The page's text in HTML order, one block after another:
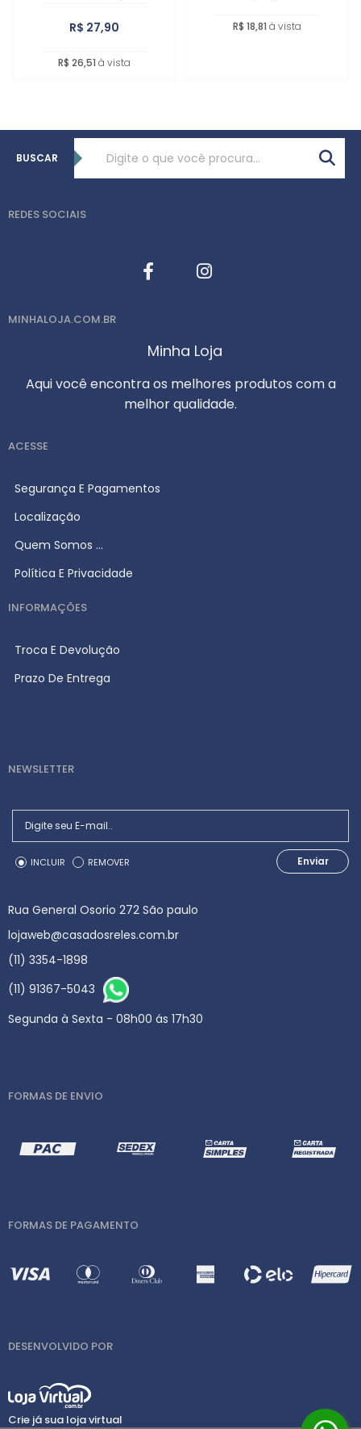
R$ 27,90
R$ 26,51 à vista
R$ 18,81 à vista
BUSCAR
REDES SOCIAIS
MINHALOJA.COM.BR
Minha Loja
Aqui você encontra os melhores produtos com a
melhor qualidade.
ACESSE
Segurança E Pagamentos
Localização
Quem Somos ...
Política E Privacidade
INFORMAÇÕES
Troca E Devolução
Prazo De Entrega
NEWSLETTER
INCLUIR REMOVER Enviar
Rua General Osorio 272 São paulo
lojaweb@casadosreles.com.br
(11) 3354-1898
(11) 91367-5043
Segunda à Sexta - 08h00 ás 17h30
FORMAS DE ENVIO
FORMAS DE PAGAMENTO
DESENVOLVIDO POR
Crie já sua loja virtual